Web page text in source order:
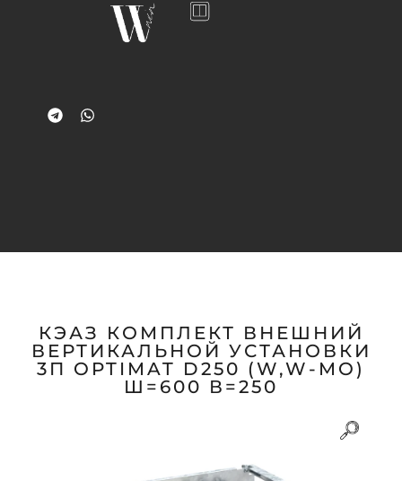
КЭАЗ КОМПЛЕКТ ВНЕШНИЙ
ВЕРТИКАЛЬНОЙ УСТАНОВКИ
3П OPTIMAT D250 (W,W-MO)
Ш=600 В=250